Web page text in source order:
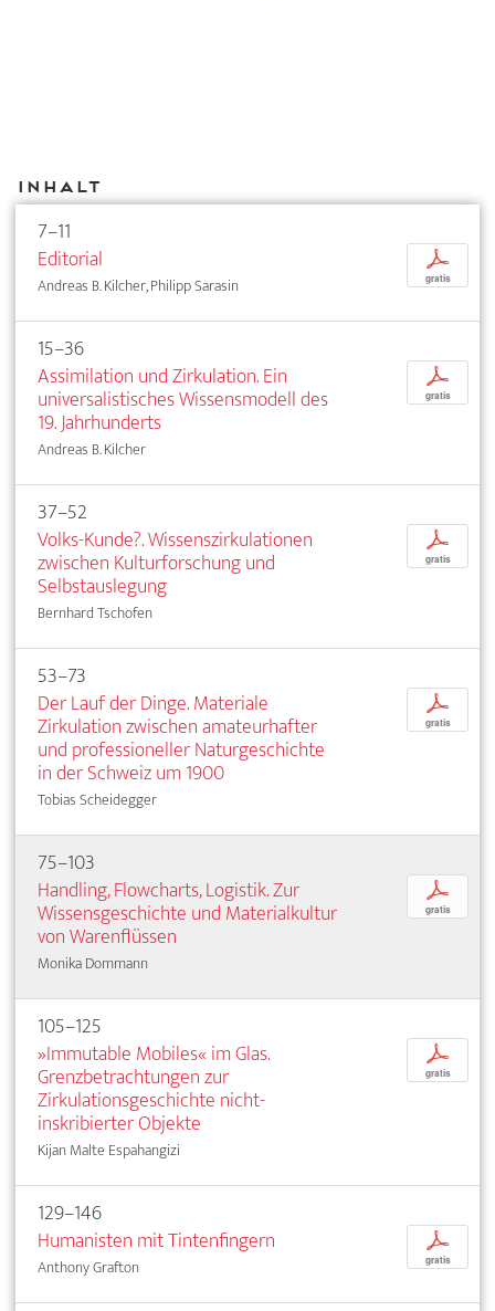
Inhalt
7–11
Editorial
Andreas B. Kilcher, Philipp Sarasin
p
gratis
15–36
Assimilation und Zirkulation. Ein
universalistisches Wissensmodell des
19. Jahrhunderts
Andreas B. Kilcher
p
gratis
37–52
Volks-Kunde?. Wissenszirkulationen
zwischen Kulturforschung und
Selbstauslegung
Bernhard Tschofen
p
gratis
53–73
Der Lauf der Dinge. Materiale
Zirkulation zwischen amateurhafter
und professioneller Naturgeschichte
in der Schweiz um 1900
Tobias Scheidegger
p
gratis
75–103
Handling, Flowcharts, Logistik. Zur
Wissensgeschichte und Materialkultur
von Warenflüssen
Monika Dommann
p
gratis
105–125
»Immutable Mobiles« im Glas.
Grenzbetrachtungen zur
Zirkulationsgeschichte nicht-
inskribierter Objekte
Kijan Malte Espahangizi
p
gratis
129–146
Humanisten mit Tintenfingern
Anthony Grafton
p
gratis